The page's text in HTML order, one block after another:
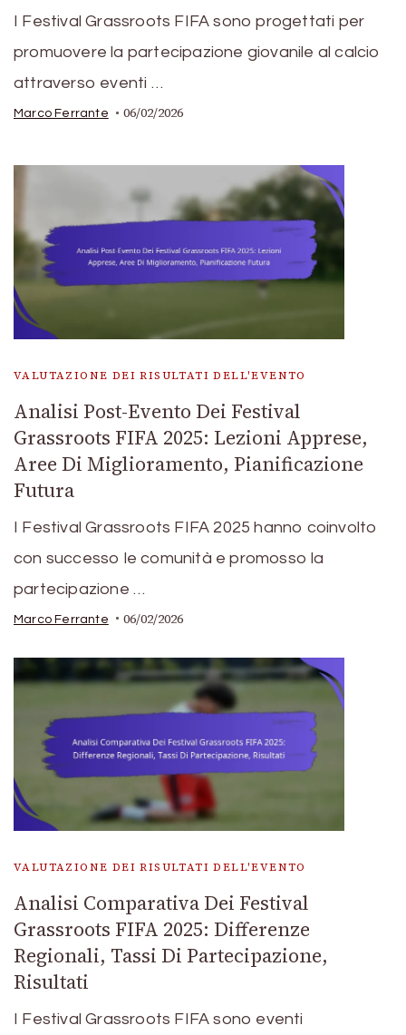
I Festival Grassroots FIFA sono progettati per
promuovere la partecipazione giovanile al calcio
attraverso eventi …
Marco Ferrante 06/02/2026
VALUTAZIONE DEI RISULTATI DELL'EVENTO
Analisi Post-Evento Dei Festival
Grassroots FIFA 2025: Lezioni Apprese,
Aree Di Miglioramento, Pianificazione
Futura
I Festival Grassroots FIFA 2025 hanno coinvolto
con successo le comunità e promosso la
partecipazione …
Marco Ferrante 06/02/2026
VALUTAZIONE DEI RISULTATI DELL'EVENTO
Analisi Comparativa Dei Festival
Grassroots FIFA 2025: Differenze
Regionali, Tassi Di Partecipazione,
Risultati
I Festival Grassroots FIFA sono eventi